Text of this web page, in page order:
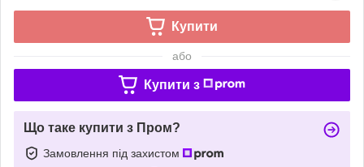
Купити
або
Купити з
Що таке купити з Пром?
Замовлення під захистом